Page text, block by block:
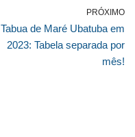
PRÓXIMO
Tabua de Maré Ubatuba em
2023: Tabela separada por
mês!